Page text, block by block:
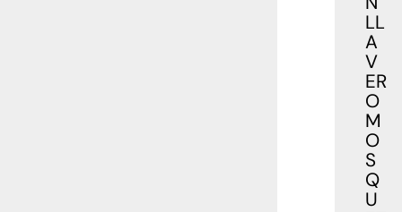
LL
A
V
ER
O
M
O
S
Q
U